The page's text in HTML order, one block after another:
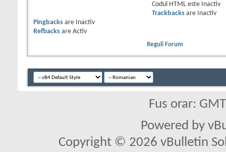
Codul HTML este
Inactiv
Trackbacksare
Inactiv
Pingbacks are
Inactiv
Refbacks are Activ
Reguli Forum
Fus orar:
Powered by
Copyright © 2026 vBulletin